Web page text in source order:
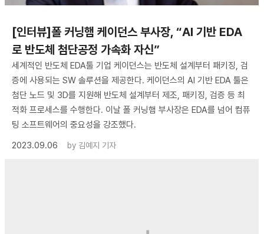
[인터뷰]폴 커닝햄 케이던스 부사장, “AI 기반 EDA
로 반도체 첨단공정 가속화 자신”
세계적인 반도체 EDA툴 기업 케이던스는 반도체 설계부터 패키징, 검
증에 사용되는 SW 솔루션을 제공한다. 케이던스의 AI 기반 EDA 툴은
첨단 노드 및 3D를 지원해 반도체 설계부터 제조, 패키징, 검증 등 최
적화 프로세스를 수행한다. 이날 폴 커닝햄 부사장은 EDA를 넘어 컴퓨
팅 소프트웨어의 중요성을 강조했다.
2023.09.06
by 김예지 기자